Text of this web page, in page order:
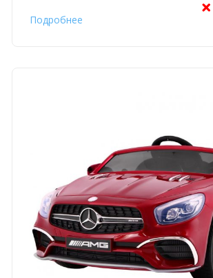
Подробнее